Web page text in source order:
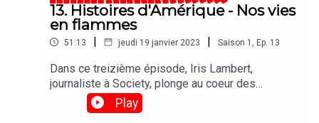
13. Histoires d'Amérique - Nos vies
en flammes
51:13 | jeudi 19 janvier 2023 | Saison 1 Ep. 13
Dans ce treizième épisode, Iris Lambert,
journaliste à Society, plonge au coeur des
montagnes Appalaches de Caroline du Nord, dans
les Etats-Unis de 2016, où se déroule l’intrigue du
Play